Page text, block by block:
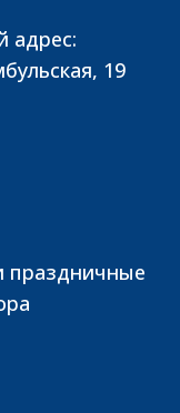
адрес:
19
праздничные